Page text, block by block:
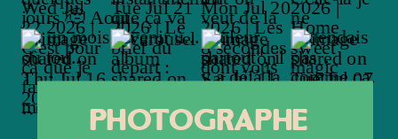
Photographe